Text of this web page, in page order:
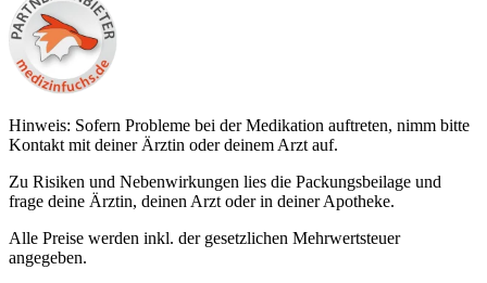
Hinweis: Sofern Probleme bei der Medikation auftreten, nimm bitte
Kontakt mit deiner Ärztin oder deinem Arzt auf.
Zu Risiken und Nebenwirkungen lies die Packungsbeilage und
frage deine Ärztin, deinen Arzt oder in deiner Apotheke.
Alle Preise werden inkl. der gesetzlichen Mehrwertsteuer
angegeben.